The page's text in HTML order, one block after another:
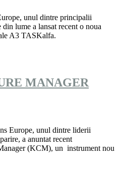
unul dintre principalii
lume a lansat recent o noua
A3 TASKalfa.
MANAGER
Europe, unul dintre liderii
a anuntat recent
(KCM), un instrument nou